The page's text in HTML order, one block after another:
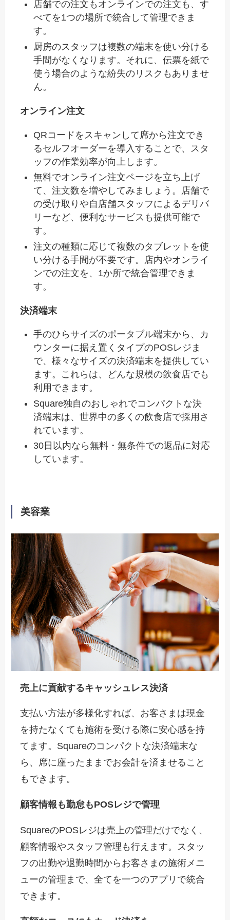
店舗での注文もオンラインでの注文も、す
べてを1つの場所で統合して管理できま
す。
厨房のスタッフは複数の端末を使い分ける
手間がなくなります。それに、伝票を紙で
使う場合のような紛失のリスクもありませ
ん。
オンライン注文
QRコードをスキャンして席から注文でき
るセルフオーダーを導入することで、スタ
ッフの作業効率が向上します。
無料でオンライン注文ページを立ち上げ
て、注文数を増やしてみましょう。店舗で
の受け取りや自店舗スタッフによるデリバ
リーなど、便利なサービスも提供可能で
す。
注文の種類に応じて複数のタブレットを使
い分ける手間が不要です。店内やオンライ
ンでの注文を、1か所で統合管理できま
す。
決済端末
手のひらサイズのポータブル端末から、カ
ウンターに据え置くタイプのPOSレジま
で、様々なサイズの決済端末を提供してい
ます。これらは、どんな規模の飲食店でも
利用できます。
Square独自のおしゃれでコンパクトな決
済端末は、世界中の多くの飲食店で採用さ
れています。
30日以内なら無料・無条件での返品に対応
しています。
美容業
売上に貢献するキャッシュレス決済
支払い方法が多様化すれば、お客さまは現金
を持たなくても施術を受ける際に安心感を持
てます。Squareのコンパクトな決済端末な
ら、席に座ったままでお会計を済ませること
もできます。
顧客情報も勤怠もPOSレジで管理
SquareのPOSレジは売上の管理だけでなく、
顧客情報やスタッフ管理も行えます。スタッ
フの出勤や退勤時間からお客さまの施術メニ
ューの管理まで、全てを一つのアプリで統合
できます。